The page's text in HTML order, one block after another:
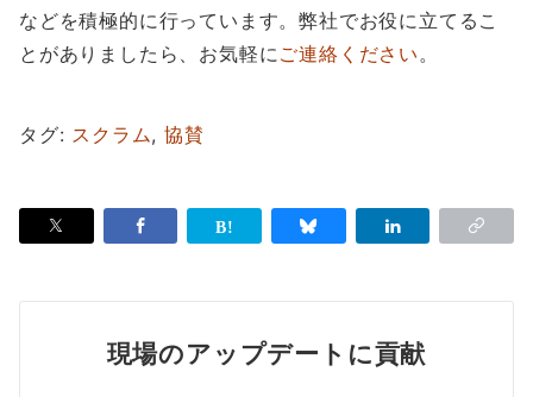
などを積極的に行っています。弊社でお役に立てるこ
とがありましたら、お気軽に ご連絡ください 。
タグ: スクラム,協賛
現場のアップデートに貢献